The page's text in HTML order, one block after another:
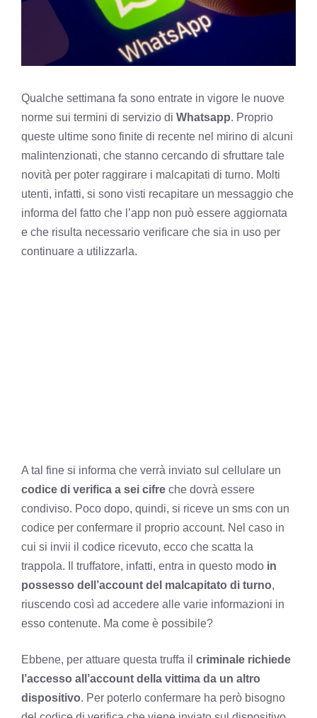
Qualche settimana fa sono entrate in vigore le nuove
norme sui termini di servizio di Whatsapp. Proprio
queste ultime sono finite di recente nel mirino di alcuni
malintenzionati, che stanno cercando di sfruttare tale
novità per poter raggirare i malcapitati di turno. Molti
utenti, infatti, si sono visti recapitare un messaggio che
informa del fatto che l’app non può essere aggiornata
e che risulta necessario verificare che sia in uso per
continuare a utilizzarla.
A tal fine si informa che verrà inviato sul cellulare un
codice di verifica a sei cifre che dovrà essere
condiviso. Poco dopo, quindi, si riceve un sms con un
codice per confermare il proprio account. Nel caso in
cui si invii il codice ricevuto, ecco che scatta la
trappola. Il truffatore, infatti, entra in questo modo in
possesso dell’account del malcapitato di turno,
riuscendo così ad accedere alle varie informazioni in
esso contenute. Ma come è possibile?
Ebbene, per attuare questa truffa il criminale richiede
l’accesso all’account della vittima da un altro
dispositivo. Per poterlo confermare ha però bisogno